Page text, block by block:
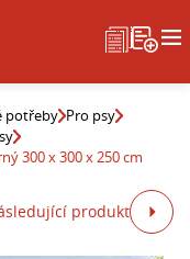
potřeby Pro psy
300 x 300 x 250 cm
produkt